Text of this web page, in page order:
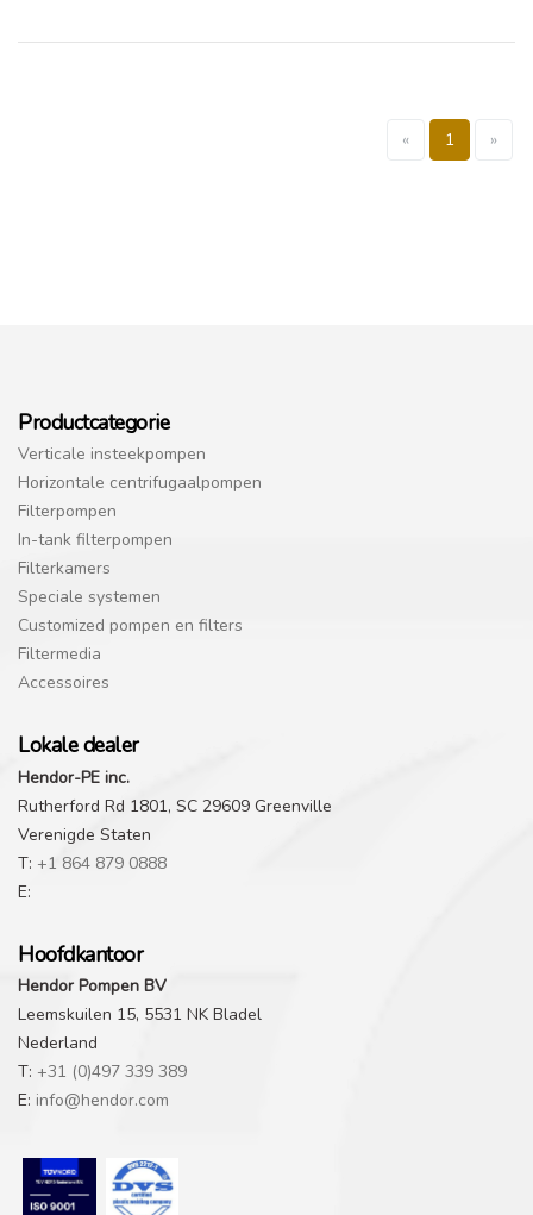
« 1 »
Productcategorie
Verticale insteekpompen
Horizontale centrifugaalpompen
Filterpompen
In-tank filterpompen
Filterkamers
Speciale systemen
Customized pompen en filters
Filtermedia
Accessoires
Lokale dealer
Hendor-PE inc.
Rutherford Rd 1801, SC 29609 Greenville
Verenigde Staten
T: +1 864 879 0888
E:
Hoofdkantoor
Hendor Pompen BV
Leemskuilen 15, 5531 NK Bladel
Nederland
T: +31 (0)497 339 389
E: info@hendor.com